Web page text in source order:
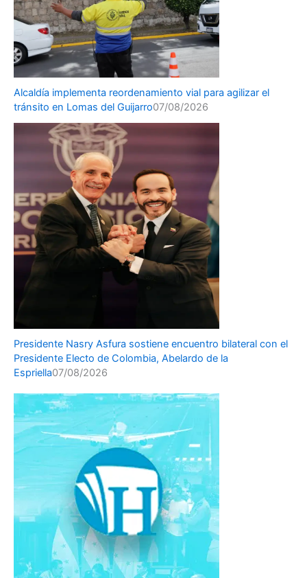
Alcaldía implementa reordenamiento vial para agilizar el
tránsito en Lomas del Guijarro07/08/2026
Presidente Nasry Asfura sostiene encuentro bilateral con el
Presidente Electo de Colombia, Abelardo de la
Espriella07/08/2026